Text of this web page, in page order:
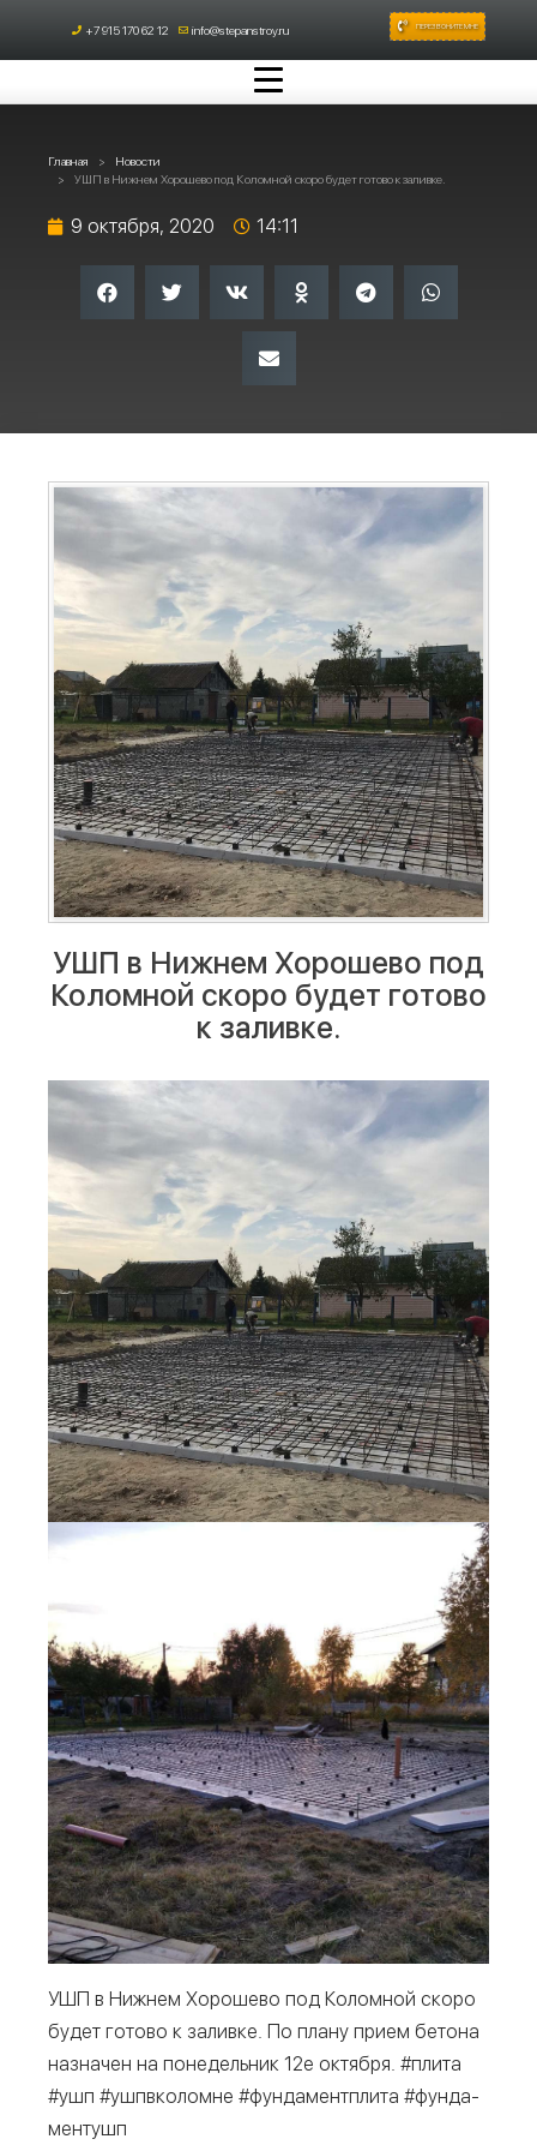
+7 915 170 62 12 info@stepanstroy.ru ПЕРЕЗВОНИТЕ МНЕ
Главная
Новости
УШП в Нижнем Хорошево под Коломной скоро будет готово к заливке.
9 октября, 2020 14:11
УШП в Нижнем Хорошево под
Коломной скоро будет готово
к заливке.
УШП в Ниж­нем Хоро­ше­во под Колом­ной ско­ро
будет гото­во к залив­ке. По пла­ну при­ем бето­на
назна­чен на поне­дель­ник 12е октяб­ря. #пли­та
#ушп #ушпвко­ломне #фун­да­мент­пли­та #фун­да­
мен­тушп